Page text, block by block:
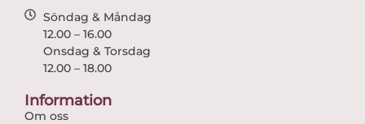
Söndag & Måndag
12.00 – 16.00
Onsdag & Torsdag
12.00 – 18.00
Information
Om oss